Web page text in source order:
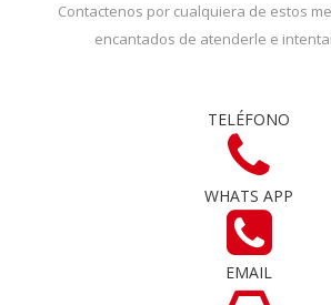
Contactenos por cualquiera de estos
encantados de atenderle e
TELÉFONO
WHATS APP
EMAIL